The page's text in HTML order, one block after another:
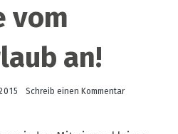
vom
an!
Schreib einen Kommentarzu
wir